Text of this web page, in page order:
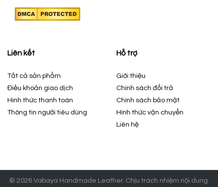
Liên kết
Tất cả sản phẩm
Điều khoản giao dịch
Hình thức thanh toán
Thông tin người tiêu dùng
Hỗ trợ
Giới thiệu
Chính sách đổi trả
Chính sách bảo mật
Hình thức vận chuyển
Liên hệ
© 2026 Vabaya Handmade Leather. Chịu trách nhiệm nội dung: